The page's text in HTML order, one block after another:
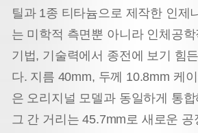
틸과 1종 티타늄으로 제작한 인제
는 미학적 측면뿐 아니라 인체공
기법, 기술력에서 종전에 보기 힘
다. 지름 40mm, 두께 10.8mm 케
은 오리지널 모델과 동일하게 통
그 간 거리는 45.7mm로 새로운 공